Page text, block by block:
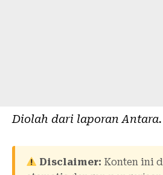
Diolah dari laporanAntara.
Disclaimer: Konten ini